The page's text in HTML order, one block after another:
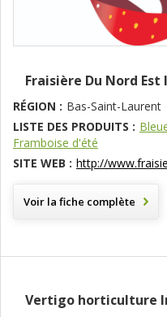
Fraisière Du Nord Est
RÉGION : Bas-Saint-Laurent
LISTE DES PRODUITS :
Framboise d'été
SITE WEB : http://
Voir la fiche complète
Vertigo horticulture